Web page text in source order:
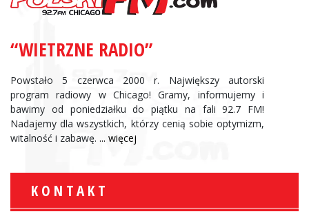
“WIETRZNE RADIO”
Powstało 5 czerwca 2000 r. Największy autorski
program radiowy w Chicago! Gramy, informujemy i
bawimy od poniedziałku do piątku na fali 92.7 FM!
Nadajemy dla wszystkich, którzy cenią sobie optymizm,
witalność i zabawę. ... więcej
KONTAKT